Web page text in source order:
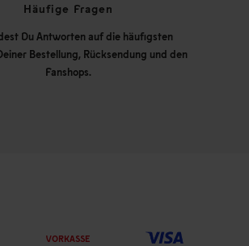
Häufige Fragen
Du Antworten auf die häufigsten
Bestellung, Rücksendung und den
Fanshops.
VORKASSE